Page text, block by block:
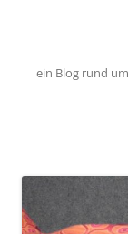
ein Blog rund